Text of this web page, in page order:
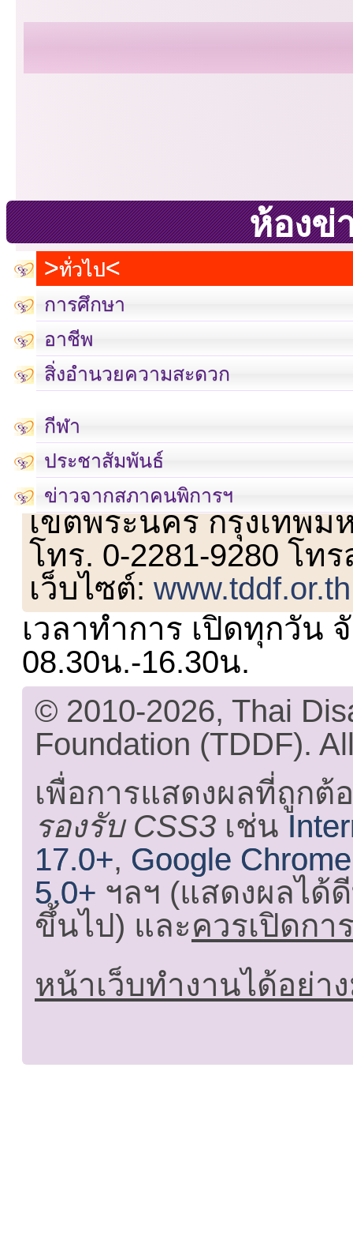
ห้องข่
ทั่วไป
การศึกษา
อาชีพ
สิ่งอำนวยความสะดวก
กีฬา
ประชาสัมพันธ์
ข่าวจากสภาคนพิการฯ
เลขที่ 23 ชั้น 2 ถนนวิ
เขตพระนคร กรุงเทพม
โทร. 0-2281-9280 โท
เว็บไซต์:www.tddf.or.th
เวลาทำการ เปิดทุกวัน
08.30น.-16.30น.
© 2010-2026, Thai
Foundation (TDDF).
เพื่อการแสดงผลที่ถูกต้
รองรับ CSS3 เช่น
17.0+, Google
5.0+ ฯลฯ (แสดงผลได้
ขึ้นไป) และควรเปิดกา
หน้าเว็บทำงานได้อย่า